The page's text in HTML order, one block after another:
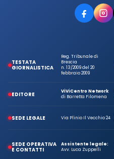
TESTATA
GIORNALISTICA
Reg. Tribunale di
Brescia
n. 13/2009 del 20
febbraio 2009
EDITORE
ViViCentro Network
di Barretta Filomena
SEDE LEGALE Via Plinio Il Vecchio 24
SEDE OPERATIVA
E CONTATTI
Assistente legale:
Avv. Luca Zuppelli